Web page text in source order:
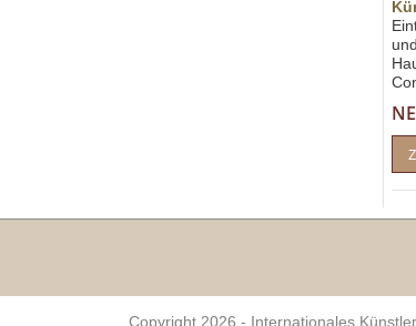
Copyright 2026 - Internationales